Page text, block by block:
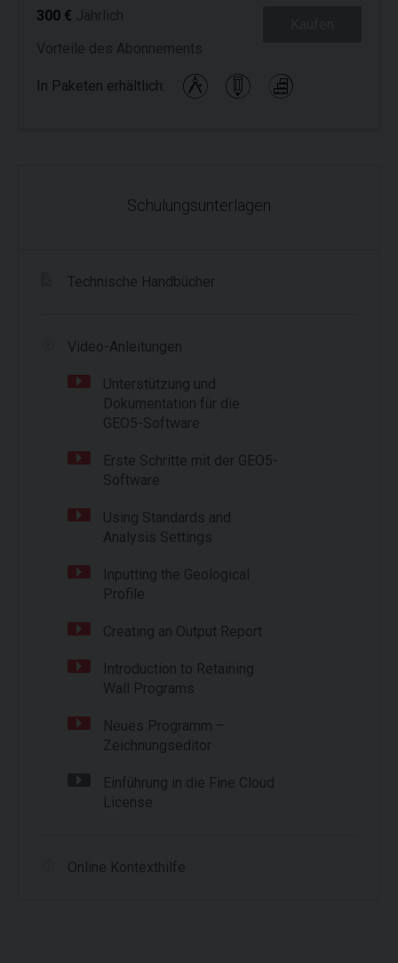
300 €
In Paketen erhältlich:
Schulungsunterlagen
Technische Handbücher
Video-Anleitungen
Unterstützung und
Dokumentation für die
GEO5-Software
Erste Schritte mit der GEO5-
Software
Using Standards and
Analysis Settings
Inputting the Geological
Profile
Creating an Output Report
Introduction to Retaining
Wall Programs
Neues Programm –
Zeichnungseditor
Einführung in die Fine Cloud
License
Online Kontexthilfe